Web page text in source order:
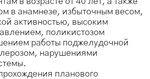
в анамнезе, избыточным весом,
активностью, высоким
поликистозом
работы поджелудочной
нарушениями
планового